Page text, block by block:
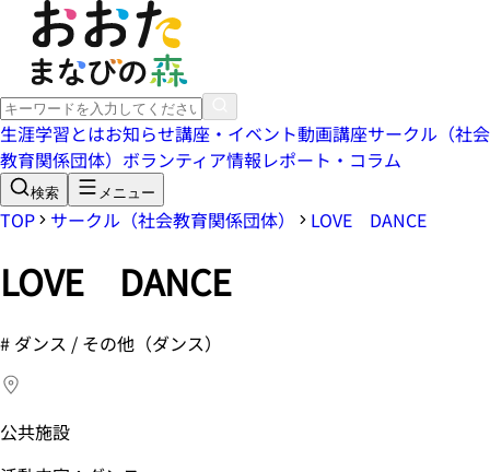
生涯学習とはお知らせ講座・イベント動画講座サークル（社会
教育関係団体） ボランティア情報レポート・コラム
検索 メニュー
TOP サークル（社会教育関係団体） LOVE DANCE
LOVE DANCE
# ダンス / その他（ダンス）
公共施設